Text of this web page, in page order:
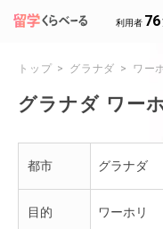
利用者 76
トップ グラナダ ワー
グラナダ ワー
都市 グラナダ
目的 ワーホリ